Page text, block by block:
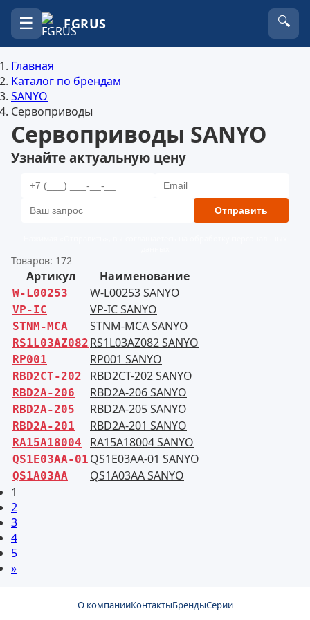
☰ FGRUS 🔍
Главная
Каталог по брендам
SANYO
Сервоприводы
Сервоприводы SANYO
Узнайте актуальную цену
Отправить
Товаров: 172
Артикул Наименование
W-L00253 W-L00253 SANYO
VP-IC VP-IC SANYO
STNM-MCA STNM-MCA SANYO
RS1L03AZ082 RS1L03AZ082 SANYO
RP001 RP001 SANYO
RBD2CT-202 RBD2CT-202 SANYO
RBD2A-206 RBD2A-206 SANYO
RBD2A-205 RBD2A-205 SANYO
RBD2A-201 RBD2A-201 SANYO
RA15A18004 RA15A18004 SANYO
QS1E03AA-01 QS1E03AA-01 SANYO
QS1A03AA
QS1A03AA SANYO
1
2
3
4
5
»
О компанииКонтактыБрендыСерии